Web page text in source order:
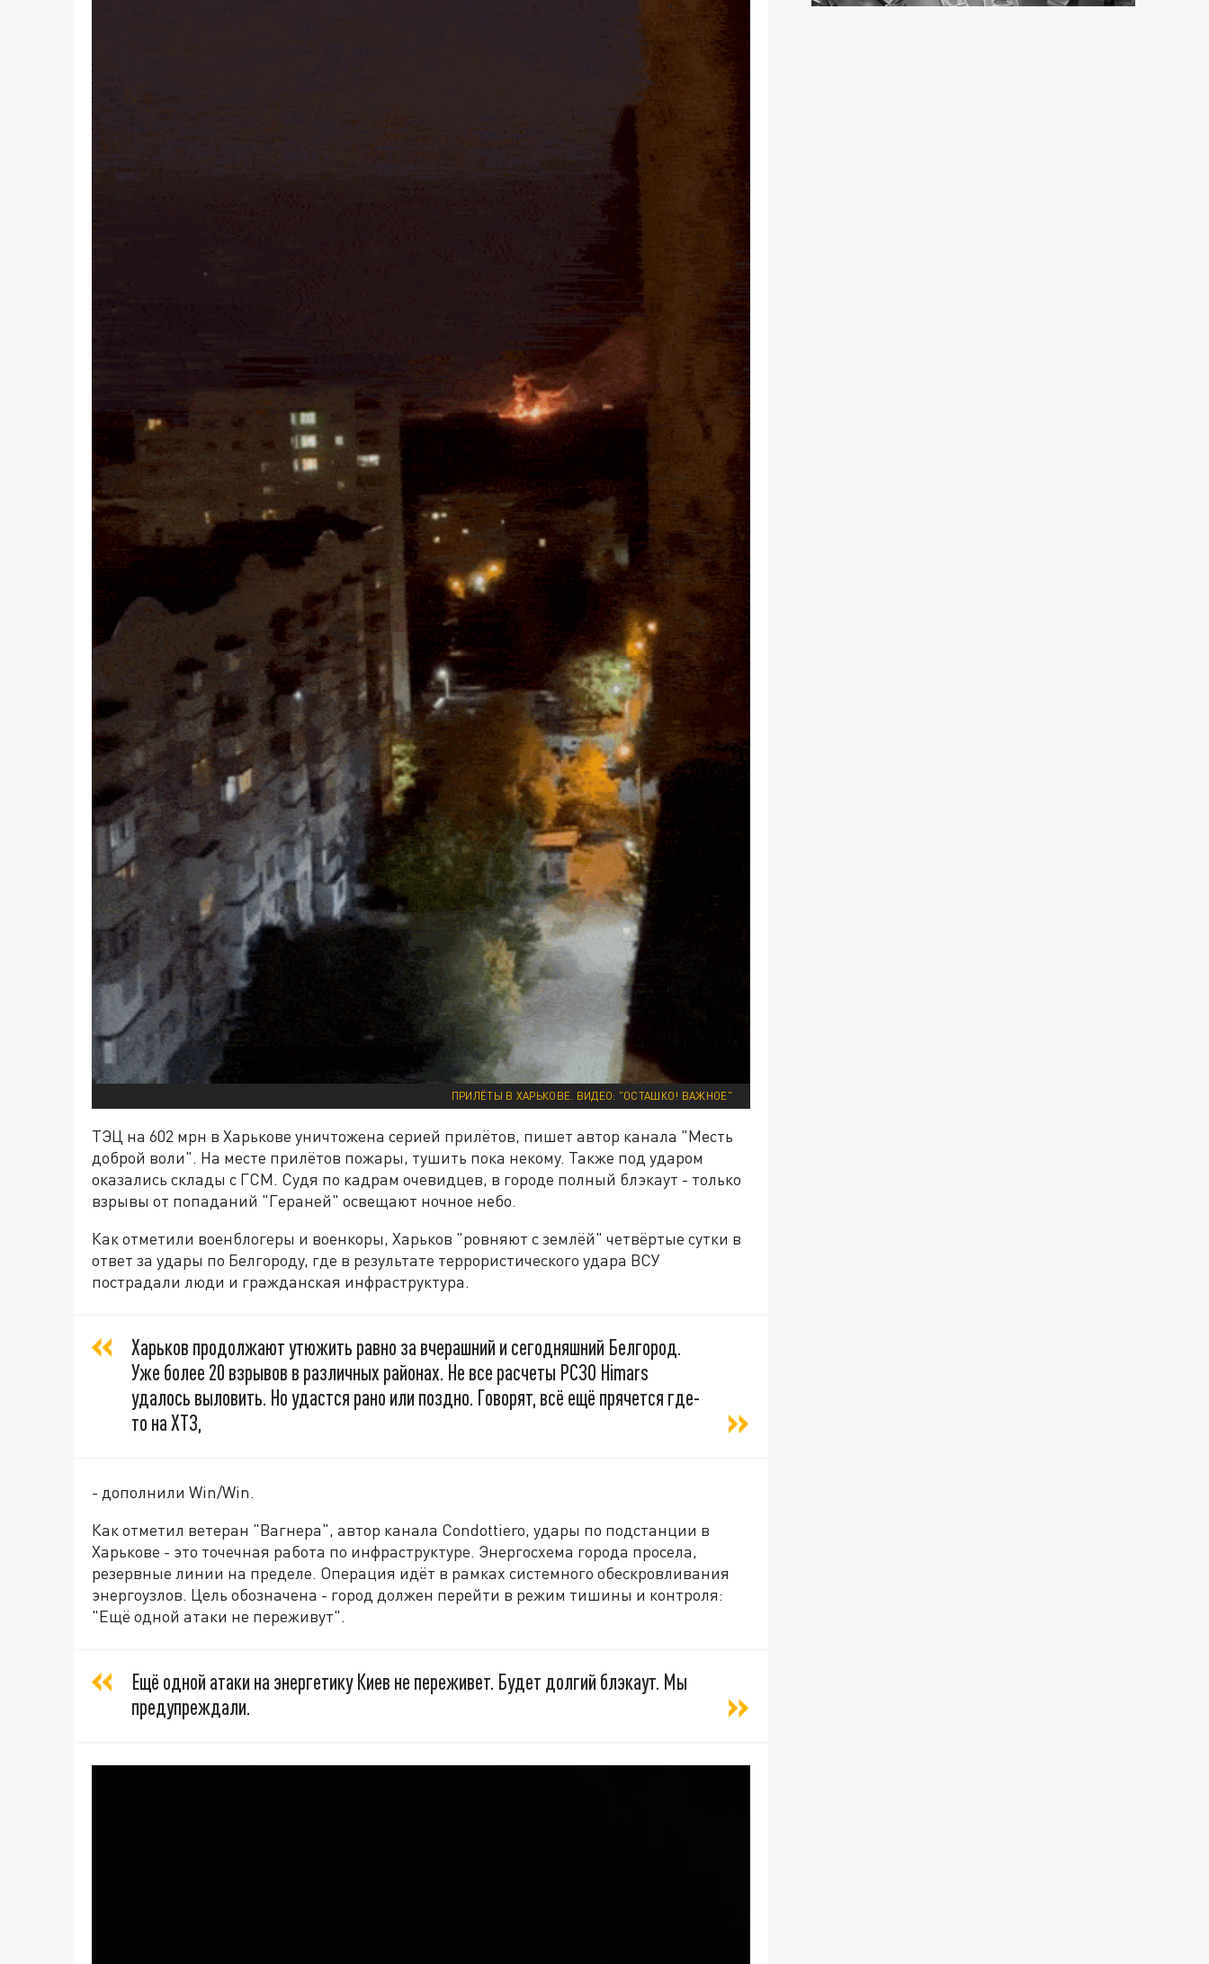
ПРИЛЁТЫ В ХАРЬКОВЕ. ВИДЕО: "ОСТАШКО! ВАЖНОЕ"
ТЭЦ на 602 мрн в Харькове уничтожена серией прилётов, пишет автор канала "Месть
доброй воли". На месте прилётов пожары, тушить пока некому. Также под ударом
оказались склады с ГСМ. Судя по кадрам очевидцев, в городе полный блэкаут - только
взрывы от попаданий "Гераней" освещают ночное небо.
Как отметили военблогеры и военкоры, Харьков "ровняют с землёй" четвёртые сутки в
ответ за удары по Белгороду, где в результате террористического удара ВСУ
пострадали люди и гражданская инфраструктура.
Харьков продолжают утюжить равно за вчерашний и сегодняшний Белгород.
Уже более 20 взрывов в различных районах. Не все расчеты РСЗО Himars
удалось выловить. Но удастся рано или поздно. Говорят, всё ещё прячется где-
то на ХТЗ,
- дополнили Win/Win.
Как отметил ветеран "Вагнера", автор канала Condottiero, удары по подстанции в
Харькове - это точечная работа по инфраструктуре. Энергосхема города просела,
резервные линии на пределе. Операция идёт в рамках системного обескровливания
энергоузлов. Цель обозначена - город должен перейти в режим тишины и контроля:
"Ещё одной атаки не переживут".
Ещё одной атаки на энергетику Киев не переживет. Будет долгий блэкаут. Мы
предупреждали.